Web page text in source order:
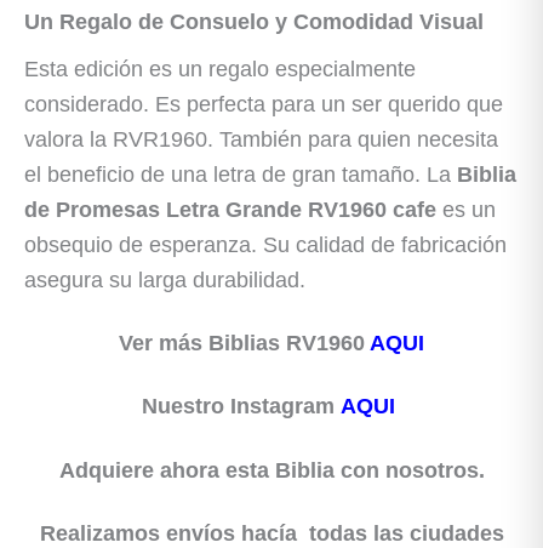
Un Regalo de Consuelo y Comodidad Visual
Esta edición es un regalo especialmente
considerado. Es perfecta para un ser querido que
valora la RVR1960. También para quien necesita
el beneficio de una letra de gran tamaño. La Biblia
de Promesas Letra Grande RV1960 cafe es un
obsequio de esperanza. Su calidad de fabricación
asegura su larga durabilidad.
Ver más Biblias RV1960 AQUI
Nuestro Instagram AQUI
Adquiere ahora esta Biblia con nosotros.
Realizamos envíos hacía todas las ciudades